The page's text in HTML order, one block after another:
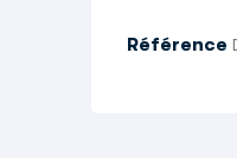
Référence